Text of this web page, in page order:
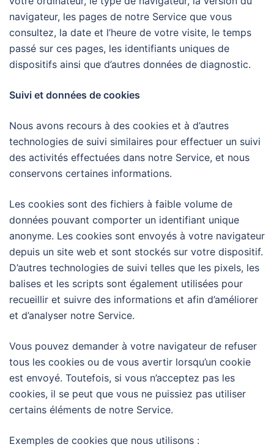
navigateur, les pages de notre Service que vous
consultez, la date et l’heure de votre visite, le temps
passé sur ces pages, les identifiants uniques de
dispositifs ainsi que d’autres données de diagnostic.
Suivi et données de cookies
Nous avons recours à des cookies et à d’autres
technologies de suivi similaires pour effectuer un suivi
des activités effectuées dans notre Service, et nous
conservons certaines informations.
Les cookies sont des fichiers à faible volume de
données pouvant comporter un identifiant unique
anonyme. Les cookies sont envoyés à votre navigateur
depuis un site web et sont stockés sur votre dispositif.
D’autres technologies de suivi telles que les pixels, les
balises et les scripts sont également utilisées pour
recueillir et suivre des informations et afin d’améliorer
et d’analyser notre Service.
Vous pouvez demander à votre navigateur de refuser
tous les cookies ou de vous avertir lorsqu’un cookie
est envoyé. Toutefois, si vous n’acceptez pas les
cookies, il se peut que vous ne puissiez pas utiliser
certains éléments de notre Service.
Exemples de cookies que nous utilisons :